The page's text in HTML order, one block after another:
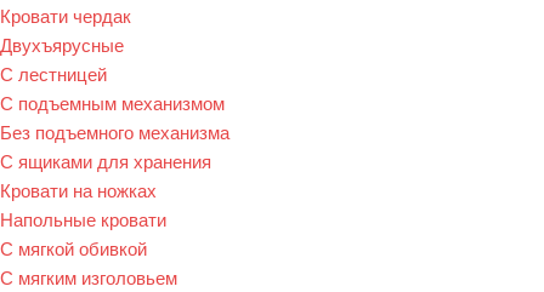
Кровати чердак
Двухъярусные
С лестницей
С подъемным механизмом
Без подъемного механизма
С ящиками для хранения
Кровати на ножках
Напольные кровати
С мягкой обивкой
С мягким изголовьем